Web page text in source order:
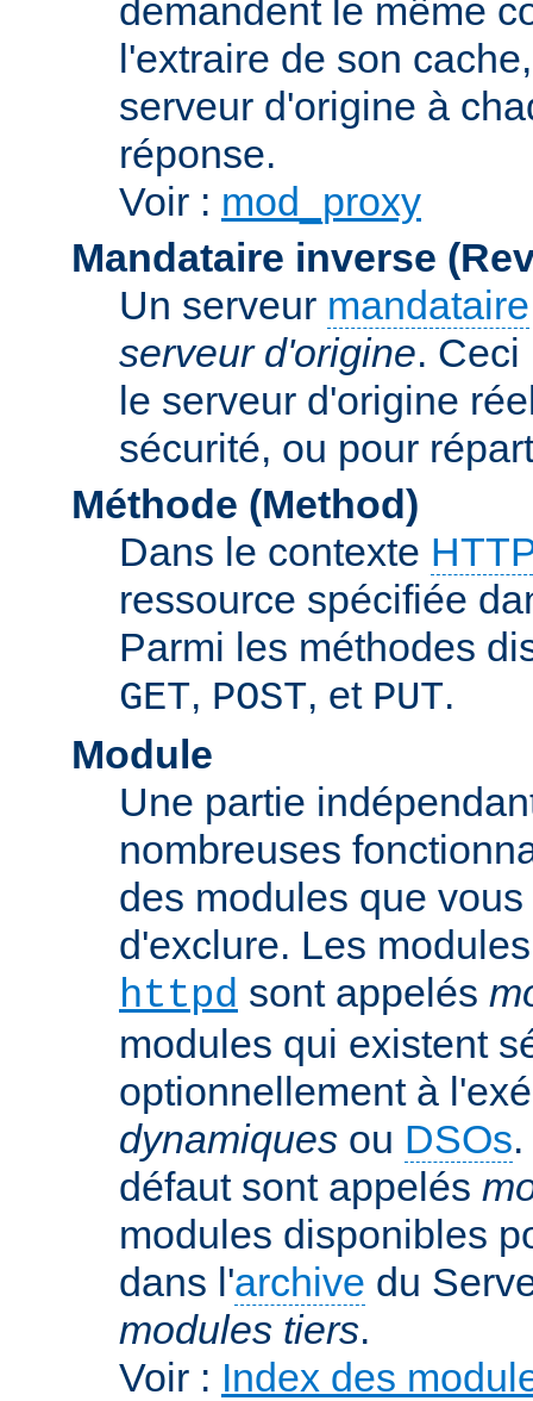
demandent le même
l'extraire de son
serveur d'origine à
réponse.
Voir : mod_proxy
Mandataire inverse
Un serveur mandataire
serveur d'origine.
le serveur d'origine
sécurité, ou pour
Méthode (Method)
Dans le contexte HTTP
ressource spécifiée
Parmi les méthodes
GET, POST, et PUT.
Module
Une partie
nombreuses
des modules que
d'exclure. Les
httpd sont appelés
modules qui existent
optionnellement à
dynamiques ou DSOs
défaut sont appelés
modules disponibles
dans l'archive du
modules tiers.
Voir : Index des